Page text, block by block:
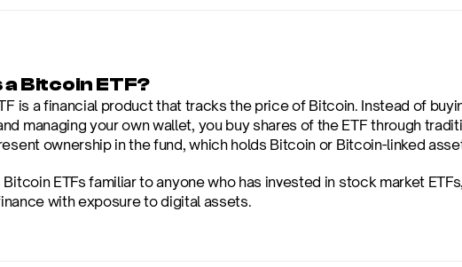
a Bitcoin ETF?
is a financial product that tracks the price of Bitcoin. Instead of
managing your own wallet, you buy shares of the ETF through
ownership in the fund, which holds Bitcoin or Bitcoin-linked
Bitcoin ETFs familiar to anyone who has invested in stock market
with exposure to digital assets.